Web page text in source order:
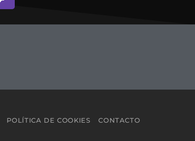
POLÍTICA DE COOKIES CONTACTO